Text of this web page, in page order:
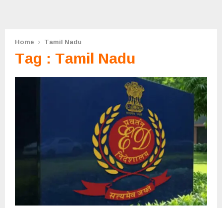
Home Tamil Nadu
Tag : Tamil Nadu